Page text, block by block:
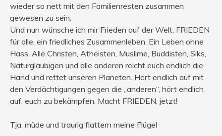
wieder so nett mit den Familienresten zusammen
gewesen zu sein.
Und nun wünsche ich mir Frieden auf der Welt, FRIEDEN
für alle, ein friedliches Zusammenleben. Ein Leben ohne
Hass. Alle Christen, Atheisten, Muslime, Buddisten, Siks,
Naturgläubigen und alle anderen reicht euch endlich die
Hand und rettet unseren Planeten. Hört endlich auf mit
den Verdächtigungen gegen die „anderen“, hört endlich
auf, euch zu bekämpfen. Macht FRIEDEN, jetzt!
Tja, müde und traurig flattern meine Flügel